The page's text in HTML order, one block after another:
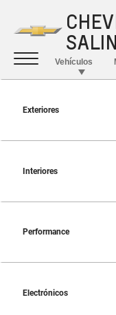
Exteriores
Interiores
Performance
Electrónicos